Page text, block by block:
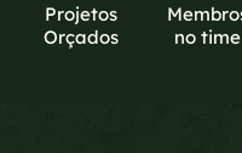
Projetos
Orçados
no time